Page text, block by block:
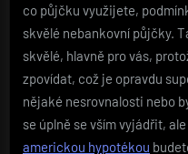
co půjčku využijete,
skvělé nebankovní půjčky.
skvělé, hlavně pro vás,
zpovídat, což je opravdu
nějaké nesrovnalosti nebo
se úplně se vším vyjádřit,
americkou hypotékou